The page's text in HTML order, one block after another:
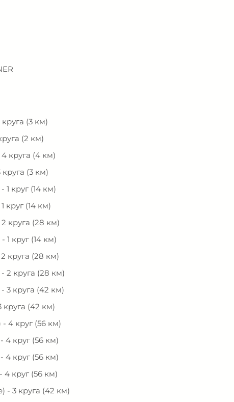
(3 км)
(2 км)
4 круга (4 км)
круга (3 км)
1 круг (14 км)
круг (14 км)
круга (28 км)
1 круг (14 км)
круга (28 км)
2 круга (28 км)
3 круга (42 км)
круга (42 км)
- 4 круг (56 км)
4 круг (56 км)
4 круг (56 км)
4 круг (56 км)
- 3 круга (42 км)